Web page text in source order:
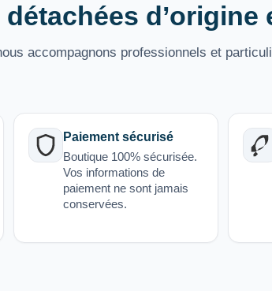
détachées
accompagnons professionnels et
Paiement sécurisé
Boutique 100% sécurisée.
Vos informations de
paiement ne sont jamais
conservées.